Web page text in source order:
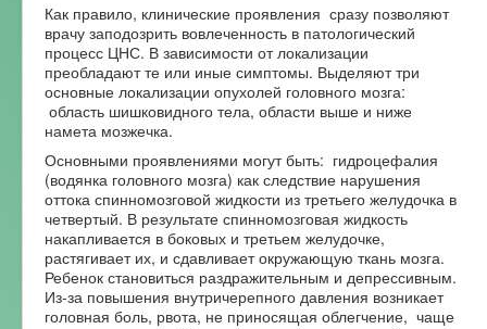
Как правило, клинические проявления сразу позволяют
врачу заподозрить вовлеченность в патологический
процесс ЦНС. В зависимости от локализации
преобладают те или иные симптомы. Выделяют три
основные локализации опухолей головного мозга:
область шишковидного тела, области выше и ниже
намета мозжечка.
Основными проявлениями могут быть: гидроцефалия
(водянка головного мозга) как следствие нарушения
оттока спинномозговой жидкости из третьего желудочка в
четвертый. В результате спинномозговая жидкость
накапливается в боковых и третьем желудочке,
растягивает их, и сдавливает окружающую ткань мозга.
Ребенок становиться раздражительным и депрессивным.
Из-за повышения внутричерепного давления возникает
головная боль, рвота, не приносящая облегчение, чаще